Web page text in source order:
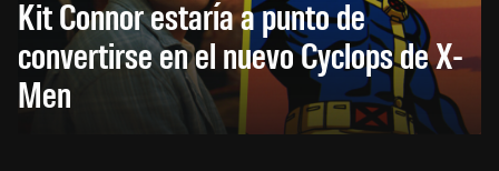
Kit Connor estaría a punto de
convertirse en el nuevo Cyclops de X-
Men